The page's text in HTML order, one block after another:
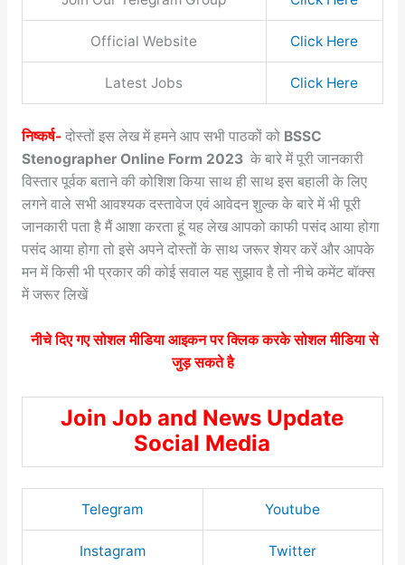
Official Website Click Here
Latest Jobs Click Here
निष्कर्ष-दोस्तों इस लेख में हमने आप सभी पाठकों को BSSC
Stenographer Online Form 2023 के बारे में पूरी जानकारी
विस्तार पूर्वक बताने की कोशिश किया साथ ही साथ इस बहाली के लिए
लगने वाले सभी आवश्यक दस्तावेज एवं आवेदन शुल्क के बारे में भी पूरी
जानकारी पता है मैं आशा करता हूं यह लेख आपको काफी पसंद आया होगा
पसंद आया होगा तो इसे अपने दोस्तों के साथ जरूर शेयर करें और आपके
मन में किसी भी प्रकार की कोई सवाल यह सुझाव है तो नीचे कमेंट बॉक्स
में जरूर लिखें
नीचे दिए गए सोशल मीडिया आइकन पर क्लिक करके सोशल मीडिया से
जुड़ सकते है
Join Job and News Update
Social Media
Telegram Youtube
Instagram Twitter